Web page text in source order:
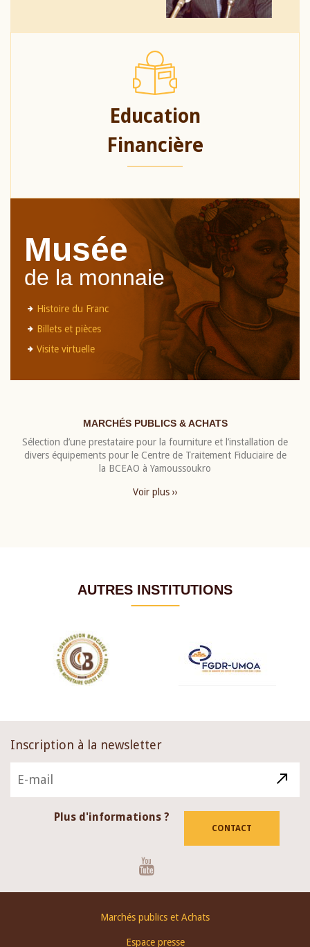
Education
Financière
Musée
de la monnaie
Histoire du Franc
Billets et pièces
Visite virtuelle
MARCHÉS PUBLICS & ACHATS
Sélection d’une prestataire pour la fourniture et l’installation de
divers équipements pour le Centre de Traitement Fiduciaire de
la BCEAO à Yamoussoukro
Voir plus ››
AUTRES INSTITUTIONS
Inscription à la newsletter
Plus d'informations ?
CONTACT
Marchés publics et Achats
Espace presse